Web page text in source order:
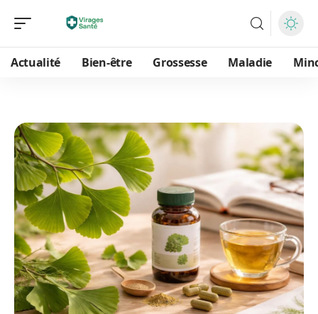
Actualité Bien-être Grossesse Maladie